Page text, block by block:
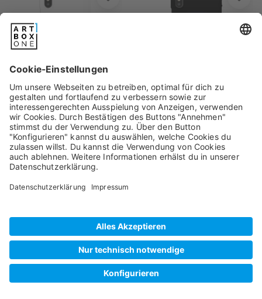
Can't Adult
alsApple iPhone XS Max
- Leider ausverkauft -
Glitter Jump
alsApple iPhone XS Max
- Leider ausverkauft -
Flamingo royal 3
Apple iPhone XS Max
Not My Problem
als